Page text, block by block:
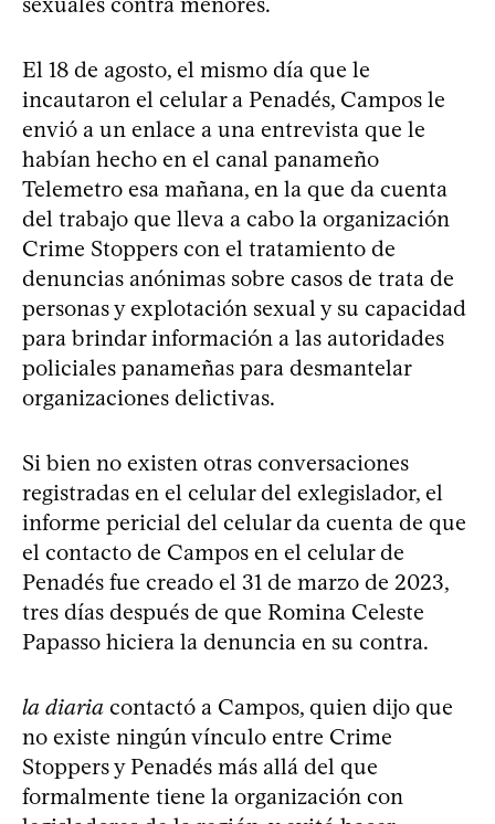
El 18 de agosto, el mismo día que le
incautaron el celular a Penadés, Campos le
envió a un enlace a una entrevista que le
habían hecho en el canal panameño
Telemetro esa mañana, en la que da cuenta
del trabajo que lleva a cabo la organización
Crime Stoppers con el tratamiento de
denuncias anónimas sobre casos de trata de
personas y explotación sexual y su capacidad
para brindar información a las autoridades
policiales panameñas para desmantelar
organizaciones delictivas.
Si bien no existen otras conversaciones
registradas en el celular del exlegislador, el
informe pericial del celular da cuenta de que
el contacto de Campos en el celular de
Penadés fue creado el 31 de marzo de 2023,
tres días después de que Romina Celeste
Papasso hiciera la denuncia en su contra.
la diaria contactó a Campos, quien dijo que
no existe ningún vínculo entre Crime
Stoppers y Penadés más allá del que
formalmente tiene la organización con